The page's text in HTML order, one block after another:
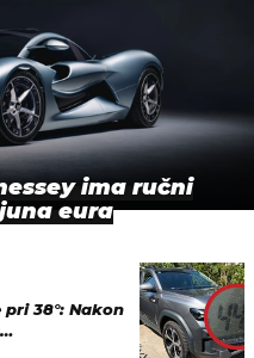
ima ručni
eura
38°: Nakon